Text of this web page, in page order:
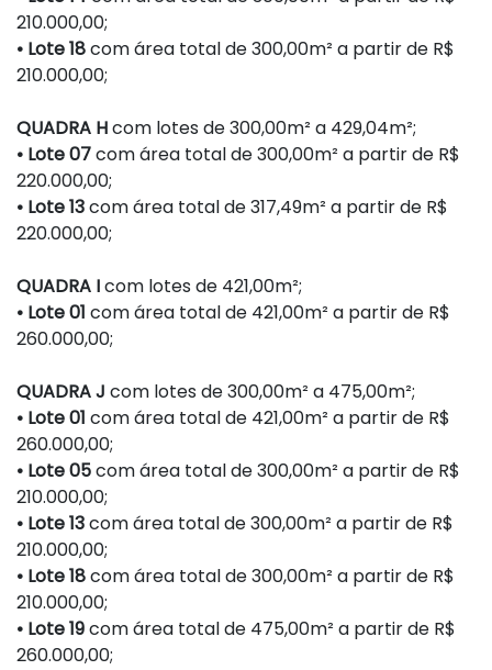
210.000,00;
• Lote 18com área total de 300,00m² a partir de R$
210.000,00;
QUADRA Hcom lotes de 300,00m² a 429,04m²;
• Lote 07com área total de 300,00m² a partir de R$
220.000,00;
• Lote 13com área total de 317,49m² a partir de R$
220.000,00;
QUADRA Icom lotes de 421,00m²;
• Lote 01 com área total de 421,00m² a partir de R$
260.000,00;
QUADRA J com lotes de 300,00m² a 475,00m²;
• Lote 01 com área total de 421,00m² a partir de R$
260.000,00;
• Lote 05com área total de 300,00m² a partir de R$
210.000,00;
• Lote 13com área total de 300,00m² a partir de R$
210.000,00;
• Lote 18com área total de 300,00m² a partir de R$
210.000,00;
• Lote 19com área total de 475,00m² a partir de R$
260.000,00;